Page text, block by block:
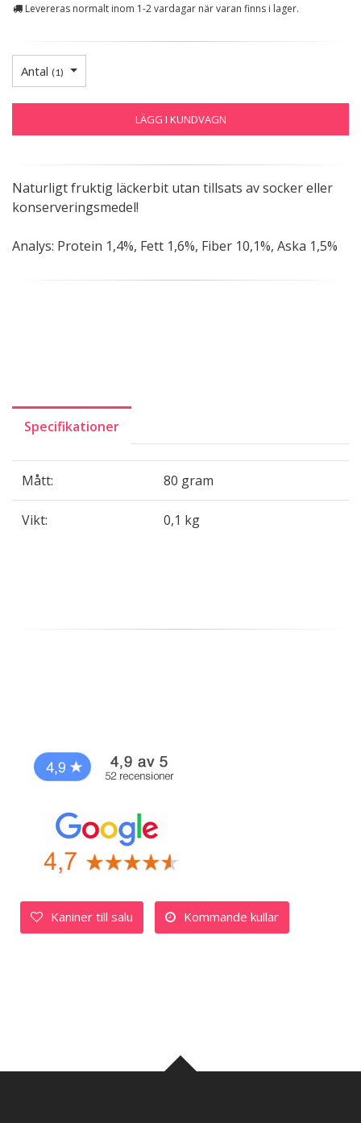
Levereras normalt inom 1-2 vardagar när varan finns i lager.
Antal (1)
LÄGG I KUNDVAGN
Naturligt fruktig läckerbit utan tillsats av socker eller
konserveringsmedel!
Analys: Protein 1,4%, Fett 1,6%, Fiber 10,1%, Aska 1,5%
Specifikationer
Mått: 80 gram
Vikt: 0,1 kg
Kaniner till salu Kommande kullar